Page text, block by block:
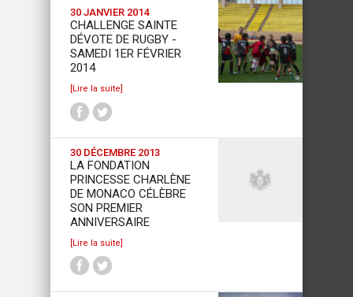
30 JANVIER 2014
CHALLENGE SAINTE
DÉVOTE DE RUGBY -
SAMEDI 1ER FÉVRIER
2014
[Lire la suite]
30 DÉCEMBRE 2013
LA FONDATION
PRINCESSE CHARLÈNE
DE MONACO CÉLÈBRE
SON PREMIER
ANNIVERSAIRE
[Lire la suite]